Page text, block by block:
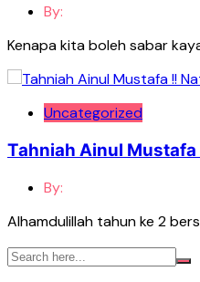
By:
Kenapa kita boleh sabar
Uncategorized
Tahniah Ainul
By:
Alhamdulillah tahun ke 2